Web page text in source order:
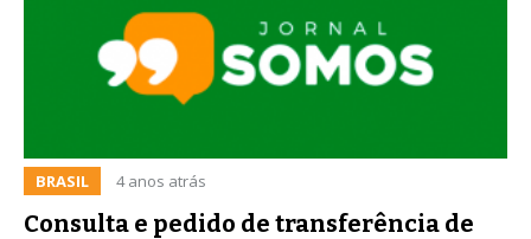
BRASIL 4 anos atrás
Consulta e pedido de transferência de